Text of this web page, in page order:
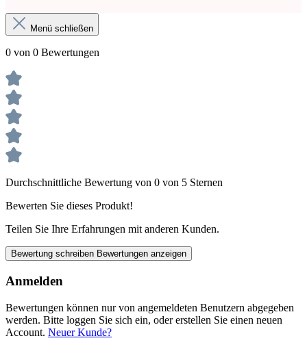
Menü schließen
0 von 0 Bewertungen
Durchschnittliche Bewertung von 0 von 5 Sternen
Bewerten Sie dieses Produkt!
Teilen Sie Ihre Erfahrungen mit anderen Kunden.
Bewertung schreiben Bewertungen anzeigen
Anmelden
Bewertungen können nur von angemeldeten Benutzern abgegeben
werden. Bitte loggen Sie sich ein, oder erstellen Sie einen neuen
Account. Neuer Kunde?